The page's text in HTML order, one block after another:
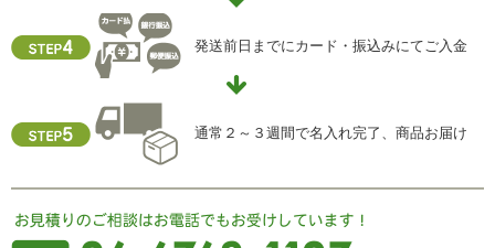
住所 ：大阪市中央区瓦屋町2-13-5
TEL ： 06-6763-5415
FAX ： 06-6763-0829
発送前日までにカード・振込みにてご入金
通常２～３週間で名入れ完了、商品お届け